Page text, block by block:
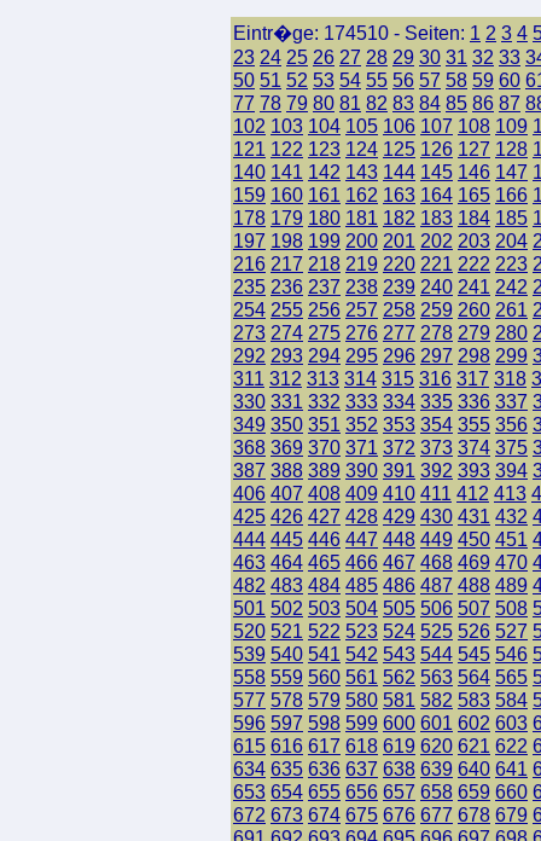
Eintr�ge: 174510 - Seiten: 1 2 3 4
23 24 25 26 27 28 29 30 31 32 33
50 51 52 53 54 55 56 57 58 59 60
77 78 79 80 81 82 83 84 85 86 87
102 103 104 105 106 107 108 109
121 122 123 124 125 126 127 128
140 141 142 143 144 145 146 147
159 160 161 162 163 164 165 166
178 179 180 181 182 183 184 185
197 198 199 200 201 202 203 204
216 217 218 219 220 221 222 223
235 236 237 238 239 240 241 242
254 255 256 257 258 259 260 261
273 274 275 276 277 278 279 280
292 293 294 295 296 297 298 299
311 312 313 314 315 316 317 318
330 331 332 333 334 335 336 337
349 350 351 352 353 354 355 356
368 369 370 371 372 373 374 375
387 388 389 390 391 392 393 394
406 407 408 409 410 411 412 413
425 426 427 428 429 430 431 432
444 445 446 447 448 449 450 451
463 464 465 466 467 468 469 470
482 483 484 485 486 487 488 489
501 502 503 504 505 506 507 508
520 521 522 523 524 525 526 527
539 540 541 542 543 544 545 546
558 559 560 561 562 563 564 565
577 578 579 580 581 582 583 584
596 597 598 599 600 601 602 603
615 616 617 618 619 620 621 622
634 635 636 637 638 639 640 641
653 654 655 656 657 658 659 660
672 673 674 675 676 677 678 679